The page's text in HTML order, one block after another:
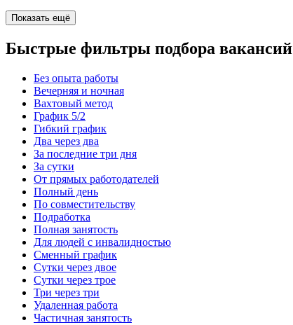
Показать ещё
Быстрые фильтры подбора вакансий
Без опыта работы
Вечерняя и ночная
Вахтовый метод
График 5/2
Гибкий график
Два через два
За последние три дня
За сутки
От прямых работодателей
Полный день
По совместительству
Подработка
Полная занятость
Для людей с инвалидностью
Сменный график
Сутки через двое
Сутки через трое
Три через три
Удаленная работа
Частичная занятость